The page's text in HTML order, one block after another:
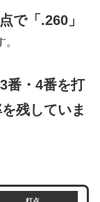
で「.260」
3番・4番を打
残していま